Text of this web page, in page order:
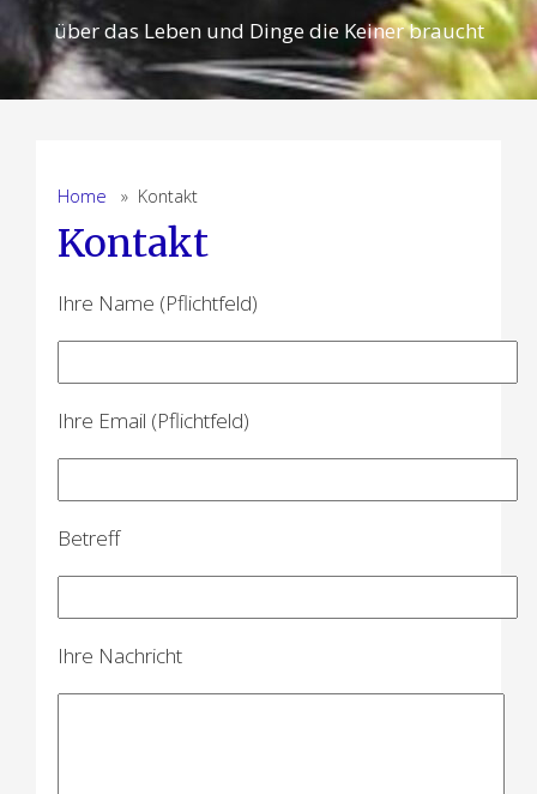
über das Leben und Dinge die Keiner braucht
Home » Kontakt
Kontakt
Please leave this field empty.
Ihre Name (Pflichtfeld)
Please leave this field empty.
Ihre Email (Pflichtfeld)
Betreff
Ihre Nachricht